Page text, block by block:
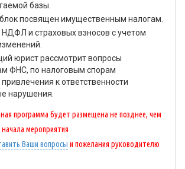
базы.
посвящен имущественным налогам.
НДФЛ и страховых взносов с учетом
юрист рассмотрит вопросы
ФНС, по налоговым спорам
к ответственности
нарушения.
программа будет размещена не позднее, чем
мероприятия
Ваши вопросы и пожелания руководителю